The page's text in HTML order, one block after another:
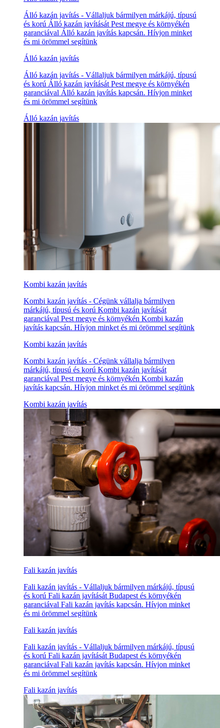
Álló kazán javítás - Vállaljuk bármilyen márkájú, típusú
és korú Álló kazán javítását Pest megye és környékén
garanciával Álló kazán javítás kapcsán. Hívjon minket
és mi örömmel segítünk
Álló kazán javítás
Álló kazán javítás - Vállaljuk bármilyen márkájú, típusú
és korú Álló kazán javítását Pest megye és környékén
garanciával Álló kazán javítás kapcsán. Hívjon minket
és mi örömmel segítünk
Álló kazán javítás
Kombi kazán javítás
Kombi kazán javítás - Cégünk vállalja bármilyen
márkájú, típusú és korú Kombi kazán javítását
garanciával Pest megye és környékén Kombi kazán
javítás kapcsán. Hívjon minket és mi örömmel segítünk
Kombi kazán javítás
Kombi kazán javítás - Cégünk vállalja bármilyen
márkájú, típusú és korú Kombi kazán javítását
garanciával Pest megye és környékén Kombi kazán
javítás kapcsán. Hívjon minket és mi örömmel segítünk
Kombi kazán javítás
Fali kazán javítás
Fali kazán javítás - Vállaljuk bármilyen márkájú, típusú
és korú Fali kazán javítását Budapest és környékén
garanciával Fali kazán javítás kapcsán. Hívjon minket
és mi örömmel segítünk
Fali kazán javítás
Fali kazán javítás - Vállaljuk bármilyen márkájú, típusú
és korú Fali kazán javítását Budapest és környékén
garanciával Fali kazán javítás kapcsán. Hívjon minket
és mi örömmel segítünk
Fali kazán javítás